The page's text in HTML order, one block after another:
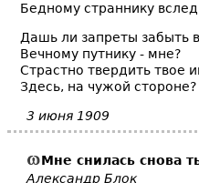
Бедному страннику
Дашь ли запреты забыть
Вечному путнику - мне?
Страстно твердить твое
Здесь, на чужой стороне?
3 июня 1909
Мне снилась снова
Александр Блок